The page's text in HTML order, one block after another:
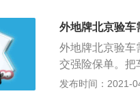
器和警示三脚架
指定窗口领取
格贴，检车完毕
准备好；5、机
期会罚款200元
外地牌北京验车
外地牌北京验车
交强险保单。把
审申请表。然后
发布时间：2021-